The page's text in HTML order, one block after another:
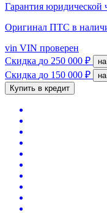
Гарантия юридической
Оригинал ПТС в
vin VIN проверен
Скидка до 250 000 ₽
Скидка до 150 000 ₽
Купить в кредит